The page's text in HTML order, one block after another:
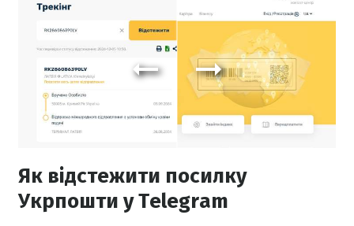
Як відстежити посилку
Укрпошти у Telegram